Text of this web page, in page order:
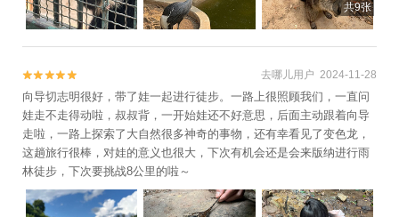
共9张

 去哪儿用户 2024-11-28
向导切志明很好，带了娃一起进行徒步。一路上很照顾我们，一直问
娃走不走得动啦，叔叔背，一开始娃还不好意思，后面主动跟着向导
走啦，一路上探索了大自然很多神奇的事物，还有幸看见了变色龙，
这趟旅行很棒，对娃的意义也很大，下次有机会还是会来版纳进行雨
林徒步，下次要挑战8公里的啦～